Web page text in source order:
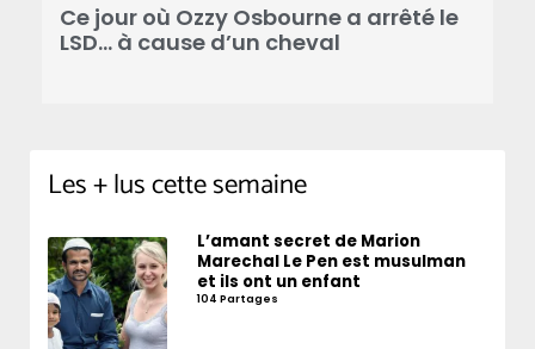
Ce jour où Ozzy Osbourne a arrêté le
LSD… à cause d’un cheval
Les + lus cette semaine
L’amant secret de Marion
Marechal Le Pen est musulman
et ils ont un enfant
104 Partages